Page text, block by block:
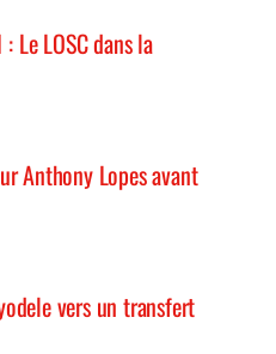
Le LOSC dans la
Anthony Lopes avant
vers un transfert